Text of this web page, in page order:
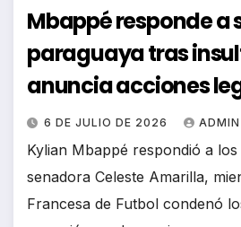
Mbappé responde a
paraguaya tras
anuncia acciones
6 DE JULIO DE 2026 ADMIN
Kylian Mbappé respondió a los
senadora Celeste Amarilla,
Francesa de Futbol condenó